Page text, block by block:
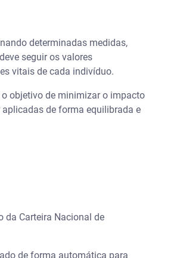
determinadas medidas,
seguir os valores
vitais de cada indivíduo.
objetivo de minimizar o impacto
de forma equilibrada e
da Carteira Nacional de
de forma automática para